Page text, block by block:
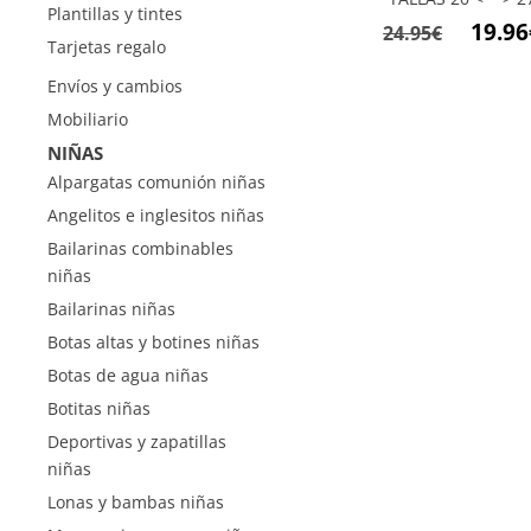
24.95€
El19.96
Plantillas y tintes
Tarjetas regalo
Envíos y cambios
Mobiliario
NIÑAS
Alpargatas comunión niñas
Angelitos e inglesitos niñas
Bailarinas combinables
niñas
Bailarinas niñas
Botas altas y botines niñas
Botas de agua niñas
Botitas niñas
Deportivas y zapatillas
niñas
Lonas y bambas niñas